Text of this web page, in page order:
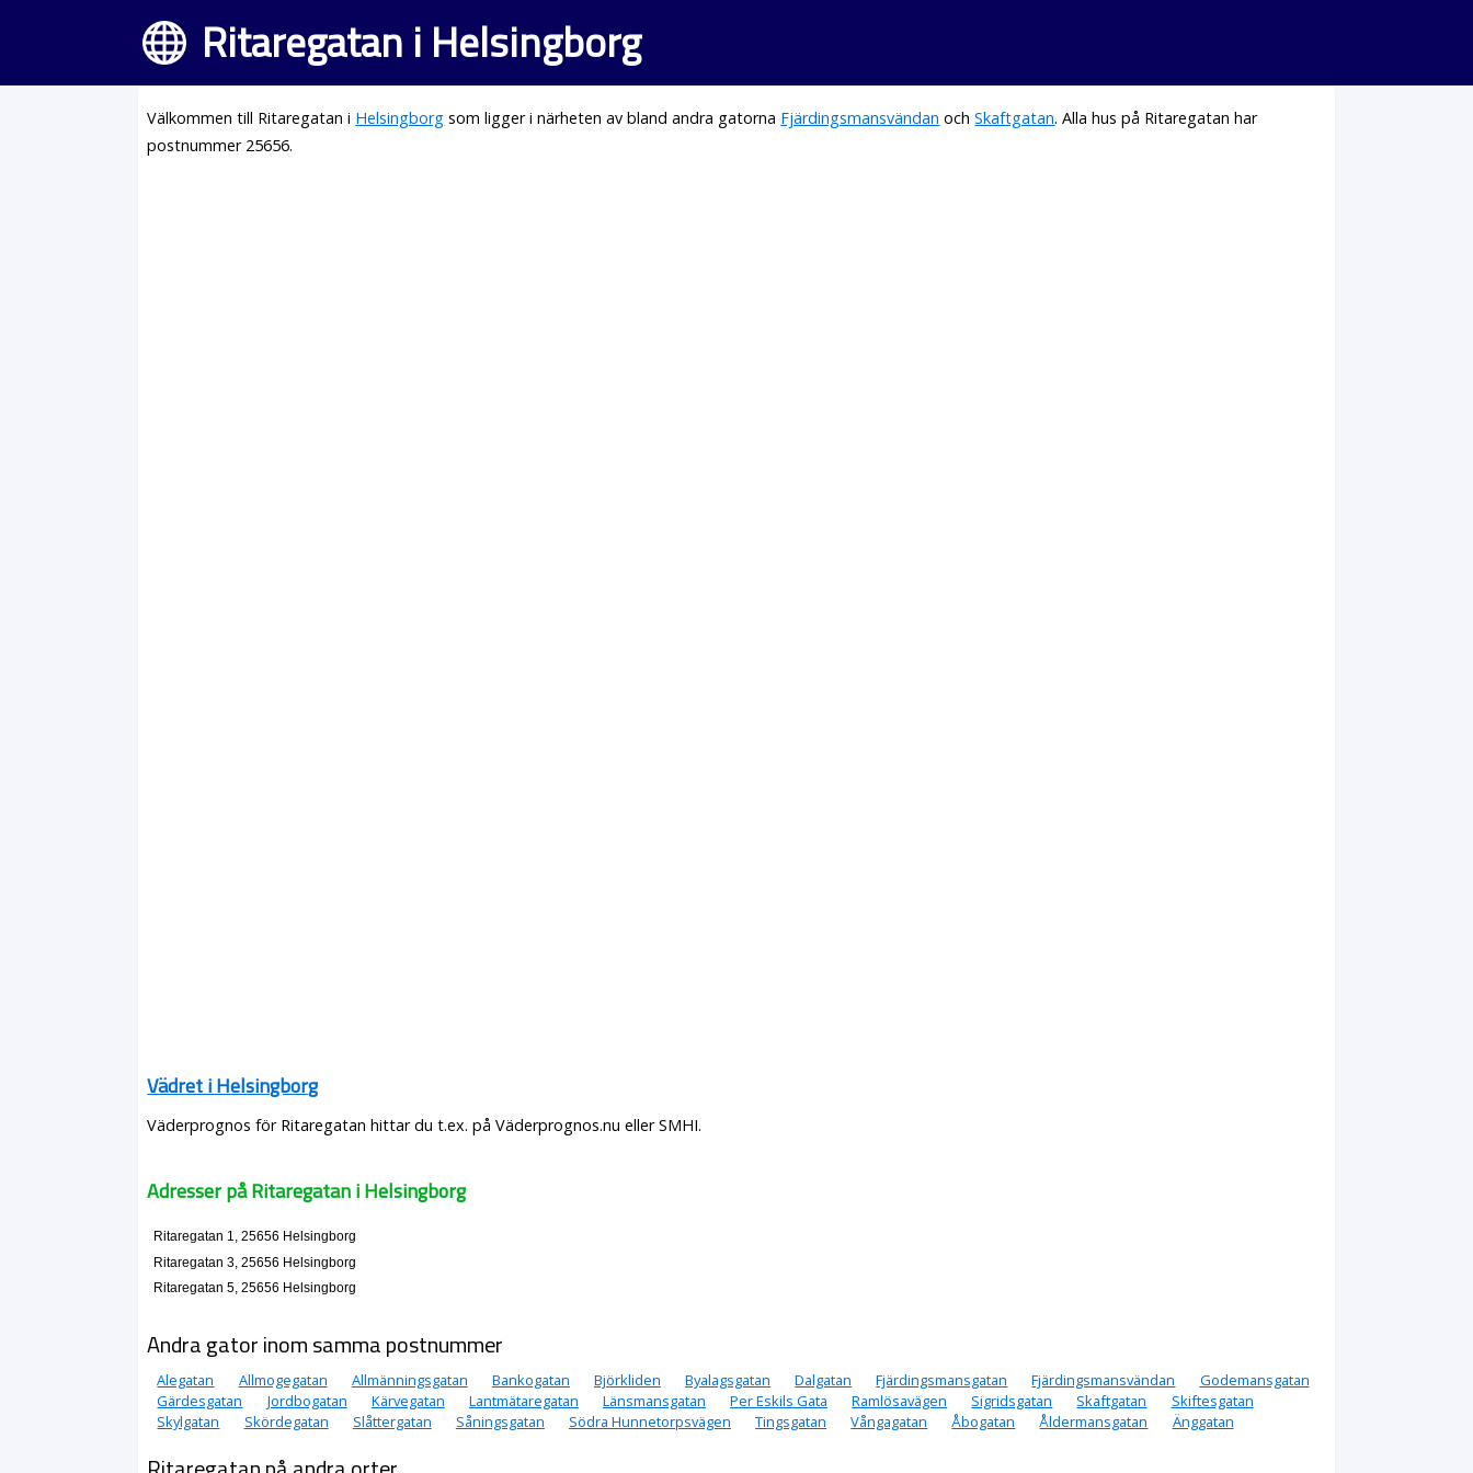
Ritaregatan i Helsingborg
Välkommen till Ritaregatan i Helsingborg som ligger i närheten av bland andra gatorna Fjärdingsmansvändan ochSkaftgatan. Alla hus på Ritaregatan har
postnummer 25656.
Vädret i Helsingborg
Väderprognos för Ritaregatan hittar du t.ex. på Väderprognos.nu eller SMHI.
Adresser på Ritaregatan i Helsingborg
Ritaregatan 1, 25656 Helsingborg
Ritaregatan 3, 25656 Helsingborg
Ritaregatan 5, 25656 Helsingborg
Andra gator inom samma postnummer
Alegatan Allmogegatan Allmänningsgatan Bankogatan Björkliden Byalagsgatan Dalgatan Fjärdingsmansgatan Fjärdingsmansvändan
Godemansgatan
Gärdesgatan
Jordbogatan Kärvegatan Lantmätaregatan Länsmansgatan Per Eskils Gata Ramlösavägen Sigridsgatan Skaftgatan
Skiftesgatan
Skylgatan
Skördegatan Slåttergatan Såningsgatan Södra Hunnetorpsvägen Tingsgatan Vångagatan Åbogatan Åldermansgatan Änggatan